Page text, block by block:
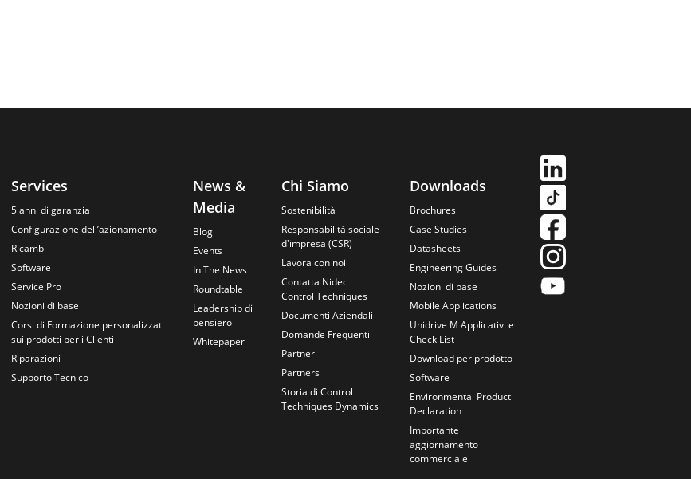
Services
5 anni di garanzia
Configurazione dell’azionamento
Ricambi
Software
Service Pro
Nozioni di base
Corsi di Formazione personalizzati
sui prodotti per i Clienti
Riparazioni
Supporto Tecnico
News &
Media
Blog
Events
In The News
Roundtable
Leadership di
pensiero
Whitepaper
Chi Siamo
Sostenibilità
Responsabilità sociale
d'impresa (CSR)
Lavora con noi
Contatta Nidec
Control Techniques
Documenti Aziendali
Domande Frequenti
Partner
Partners
Storia di Control
Techniques Dynamics
Downloads
Brochures
Case Studies
Datasheets
Engineering Guides
Nozioni di base
Mobile Applications
Unidrive M Applicativi e
Check List
Download per prodotto
Software
Environmental Product
Declaration
Importante
aggiornamento
commerciale